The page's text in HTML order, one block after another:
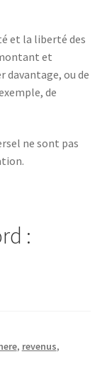
et la liberté des
et
davantage, ou de
de
ne sont pas
:
, revenus,